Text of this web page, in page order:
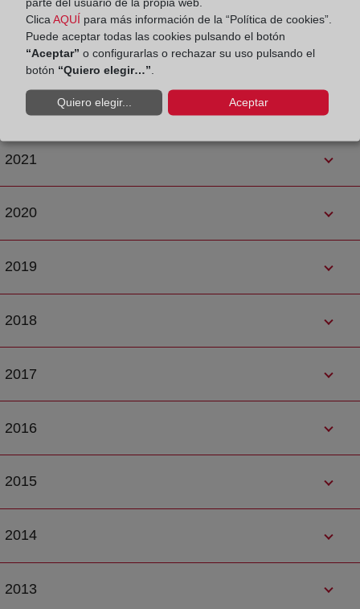
2023
2021
2020
2019
2018
2017
2016
2015
2014
2013
Clica AQUÍ para más información de la “Política de cookies”.
Puede aceptar todas las cookies pulsando el botón
“Aceptar” o configurarlas o rechazar su uso pulsando el
botón “Quiero elegir…”
Quiero elegir... Aceptar